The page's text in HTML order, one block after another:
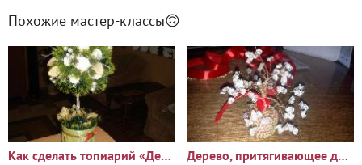
Похожие мастер-классы🙃
Как сделать топиарий «Дерево счастья» Дерево, притягивающее денежки